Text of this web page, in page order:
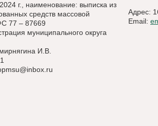
г., наименование: выписка из
средств массовой
77 – 87669
муниципального округа
И.В.
Адрес:
Email: